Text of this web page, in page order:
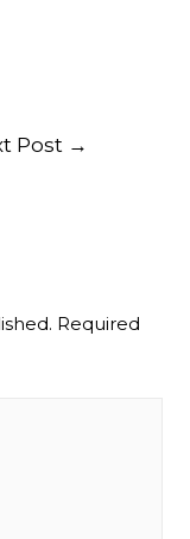
Post →
Required